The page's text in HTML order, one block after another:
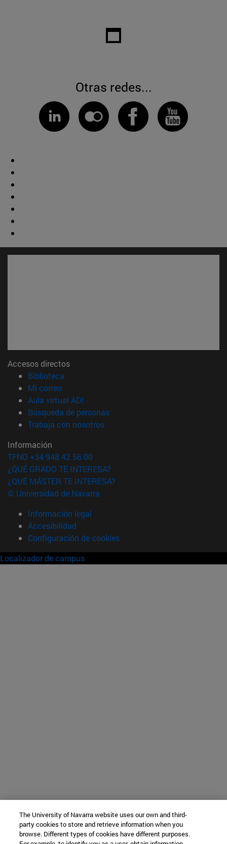
Otras redes...
Accesos directos
Biblioteca
Mi correo(abre en nueva ventana)
Aula virtual ADI
Búsqueda de personas(abre en nueva ventana)
Trabaja con nosotros(abre en nueva ventana)
Información
TFNO +34 948 42 56 00
¿QUÉ GRADO TE INTERESA?
¿QUÉ MÁSTER TE INTERESA?
© Universidad de Navarra
Información legal
Accesibilidad
Configuración de cookies
Localizador de campus
The University of Navarra website uses our own and third-
party cookies to store and retrieve information when you
browse. Different types of cookies have different purposes.